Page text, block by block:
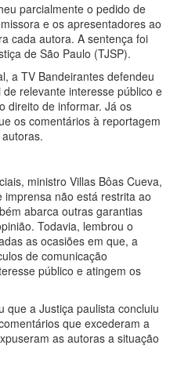
parcialmente o pedido de
e os apresentadores ao
cada autora. A sentença foi
de São Paulo (TJSP).
a TV Bandeirantes defendeu
relevante interesse público e
direito de informar. Já os
os comentários à reportagem
ministro Villas Bôas Cueva,
não está restrita ao
abarca outras garantias
Todavia, lembrou o
as ocasiões em que, a
de comunicação
público e atingem os
que a Justiça paulista concluiu
que excederam a
as autoras a situação